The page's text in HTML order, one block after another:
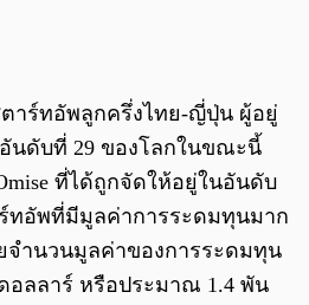
าร์ทอัพลูกครึ่งไทย-ญี่ปุ่น ผู้อยู่
นดับที่ 29 ของโลกในขณะนี้
ที่ได้ถูกจัดให้อยู่ในอันดับ
ทอัพที่มีมูลค่าการระดมทุนมาก
จำนวนมูลค่าของการระดมทุน
ลลาร์ หรือประมาณ 1.4 พัน